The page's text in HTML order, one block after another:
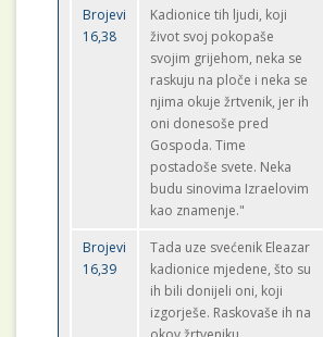
Brojevi
16,38
Kadionice tih ljudi, koji
život svoj pokopaše
svojim grijehom, neka se
raskuju na ploče i neka se
njima okuje žrtvenik, jer ih
oni donesoše pred
Gospoda. Time
postadoše svete. Neka
budu sinovima Izraelovim
kao znamenje."
Brojevi
16,39
Tada uze svećenik Eleazar
kadionice mjedene, što su
ih bili donijeli oni, koji
izgorješe. Raskovaše ih na